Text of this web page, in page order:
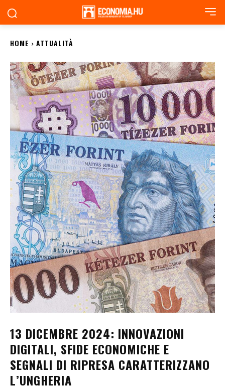
HOME ATTUALITÀ
13 DICEMBRE 2024: INNOVAZIONI
DIGITALI, SFIDE ECONOMICHE E
SEGNALI DI RIPRESA CARATTERIZZANO
L’UNGHERIA